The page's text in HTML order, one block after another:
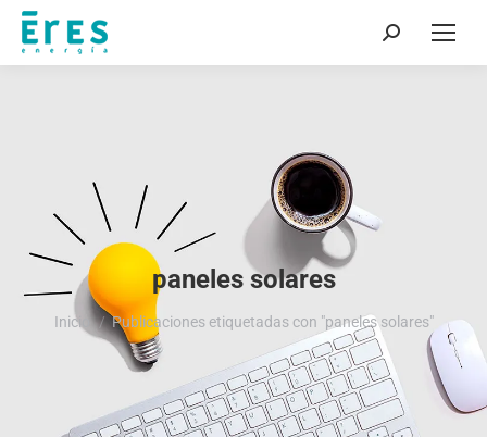
Buscar:
paneles solares
Estás aquí:
Inicio Publicaciones etiquetadas con "paneles solares"